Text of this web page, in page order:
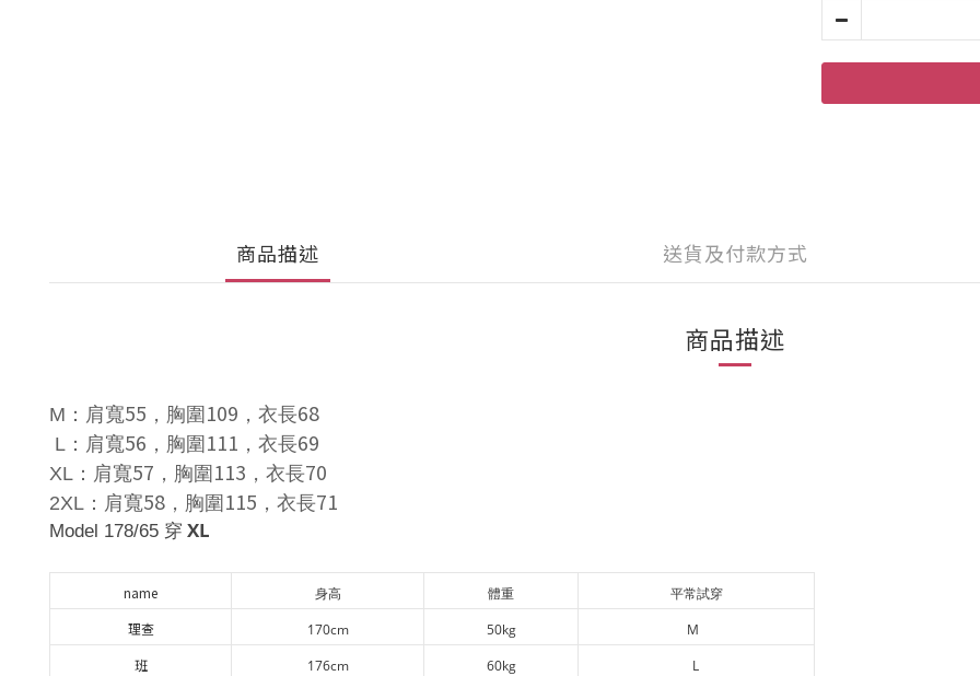
商品描述 送貨及付款方式
商品描述
M ：肩寬55 ，胸圍 109 ，衣長68
L ：肩寬56 ，胸圍 111 ，衣長69
XL ：肩寬57 ，胸圍 113 ，衣長70
2XL ：肩寬58 ，胸圍 115 ，衣長71
Model 178/65 穿 XL
name 身高 體重
平常試穿
理查
170cm 50kg
M
班
176cm 60kg
L